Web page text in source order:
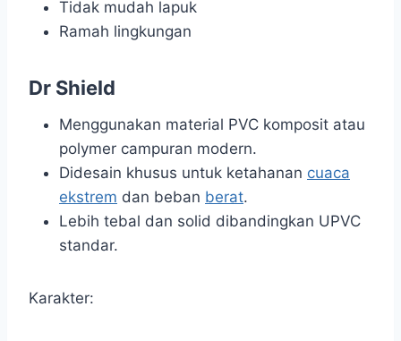
Tidak mudah lapuk
Ramah lingkungan
Dr Shield
Menggunakan material PVC komposit atau
polymer campuran modern.
Didesain khusus untuk ketahanan cuaca
ekstrem dan beban berat.
Lebih tebal dan solid dibandingkan UPVC
standar.
Karakter: